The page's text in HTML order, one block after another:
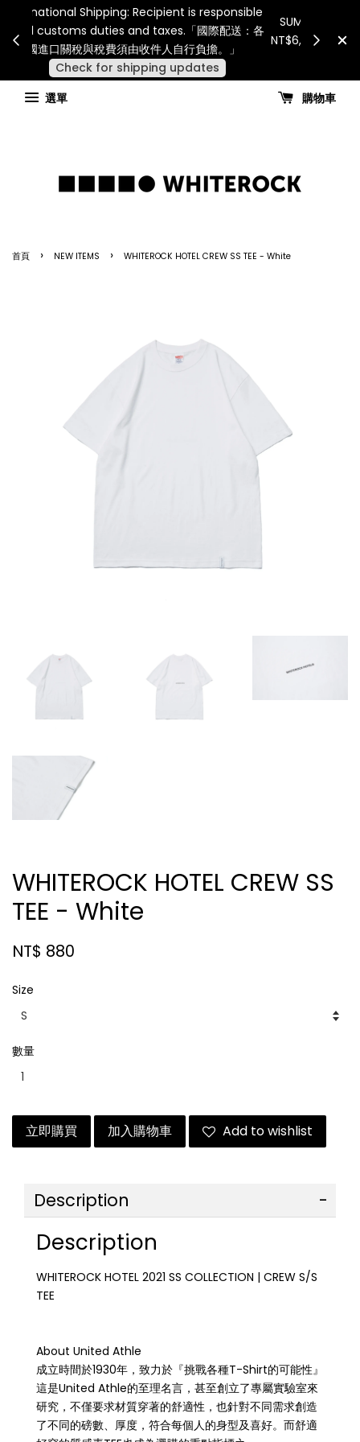
連假期間宅配服務將暫停配送。 如遇假日、天災或其
他不可抗力因素，出貨安排可能調整，敬請見諒
查看國內宅配最新公告
for all
國
選單
購物車
首頁 › NEW ITEMS › WHITEROCK HOTEL CREW SS TEE - White
WHITEROCK HOTEL CREW SS
TEE - White
NT$ 880
Size
數量
立即購買 加入購物車 Add to wishlist
Description
Description
WHITEROCK HOTEL 2021 SS COLLECTION | CREW S/S
TEE
About United Athle
成立時間於1930年，致力於『挑戰各種T-Shirt的可能性』
這是United Athle的至理名言，甚至創立了專屬實驗室來
研究，不僅要求材質穿著的舒適性，也針對不同需求創造
了不同的磅數、厚度，符合每個人的身型及喜好。而舒適